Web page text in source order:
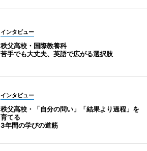
インタビュー
秩父高校・国際教養科
苦手でも大丈夫、英語で広がる選択肢
インタビュー
秩父高校・「自分の問い」「結果より過程」を
育てる
3年間の学びの道筋